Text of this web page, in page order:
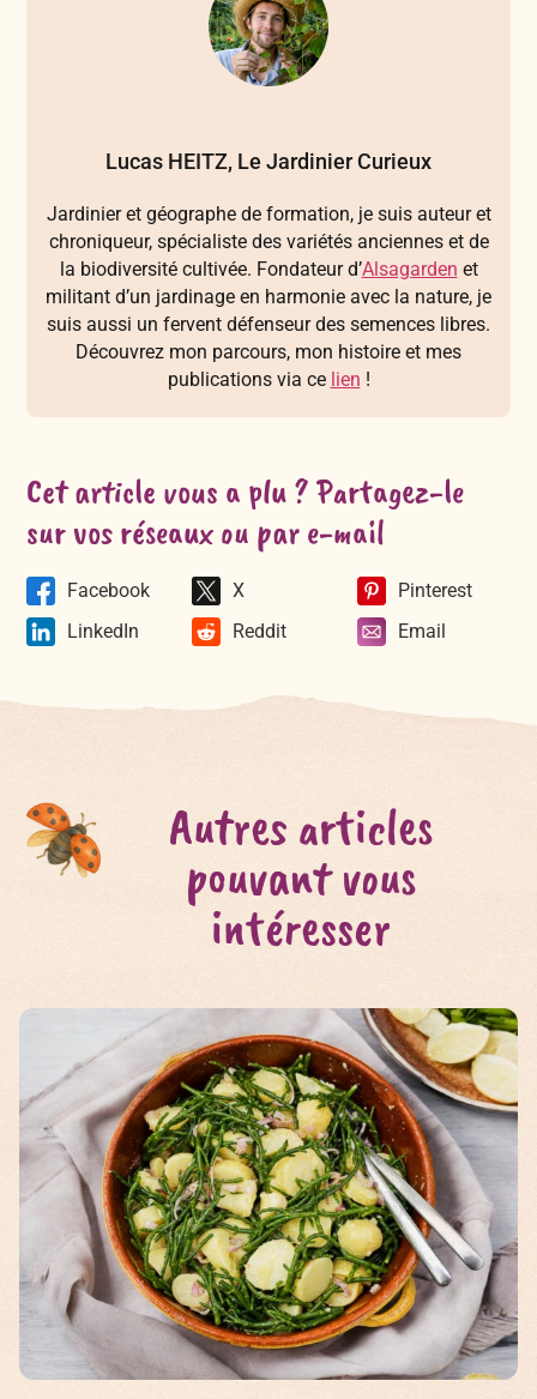
Lucas HEITZ, Le Jardinier Curieux
Jardinier et géographe de formation, je suis auteur et
chroniqueur, spécialiste des variétés anciennes et de
la biodiversité cultivée. Fondateur d’Alsagarden et
militant d’un jardinage en harmonie avec la nature, je
suis aussi un fervent défenseur des semences libres.
Découvrez mon parcours, mon histoire et mes
publications via ce lien !
Cet article vous a plu ? Partagez-le
sur vos réseaux ou par e-mail
Facebook X
Pinterest
LinkedIn
Reddit Email
Autres articles
pouvant vous
intéresser